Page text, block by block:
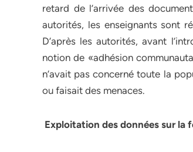
retard de l’arrivée des
autorités, les enseignants sont
D’après les autorités, avant
notion de «adhésion
n’avait pas concerné toute la
ou faisait des menaces.
Exploitation des données sur la